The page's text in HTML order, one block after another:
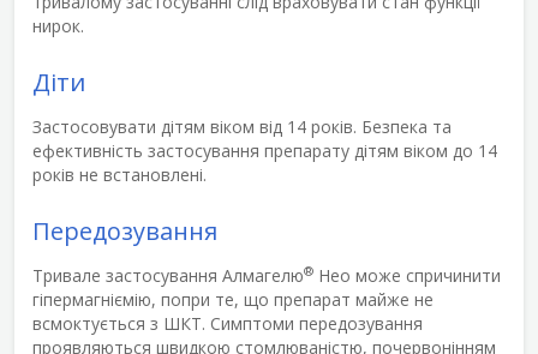
нирок.
Діти
Застосовувати дітям віком від 14 років. Безпека та
ефективність застосування препарату дітям віком до 14
років не встановлені.
Передозування
Тривале застосування Алмагелю® Нео може спричинити
гіпермагніємію, попри те, що препарат майже не
всмоктується з ШКТ. Симптоми передозування
проявляються швидкою стомлюваністю, почервонінням